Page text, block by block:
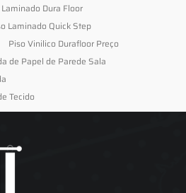
Dura Floor
Laminado Quick Step
Piso Vinilico Durafloor Preço
de Papel de Parede Sala
Tecido